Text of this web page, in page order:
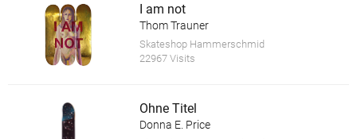
I am not
Thom Trauner
Skateshop Hammerschmid
22967 Visits
Ohne Titel
Donna E. Price